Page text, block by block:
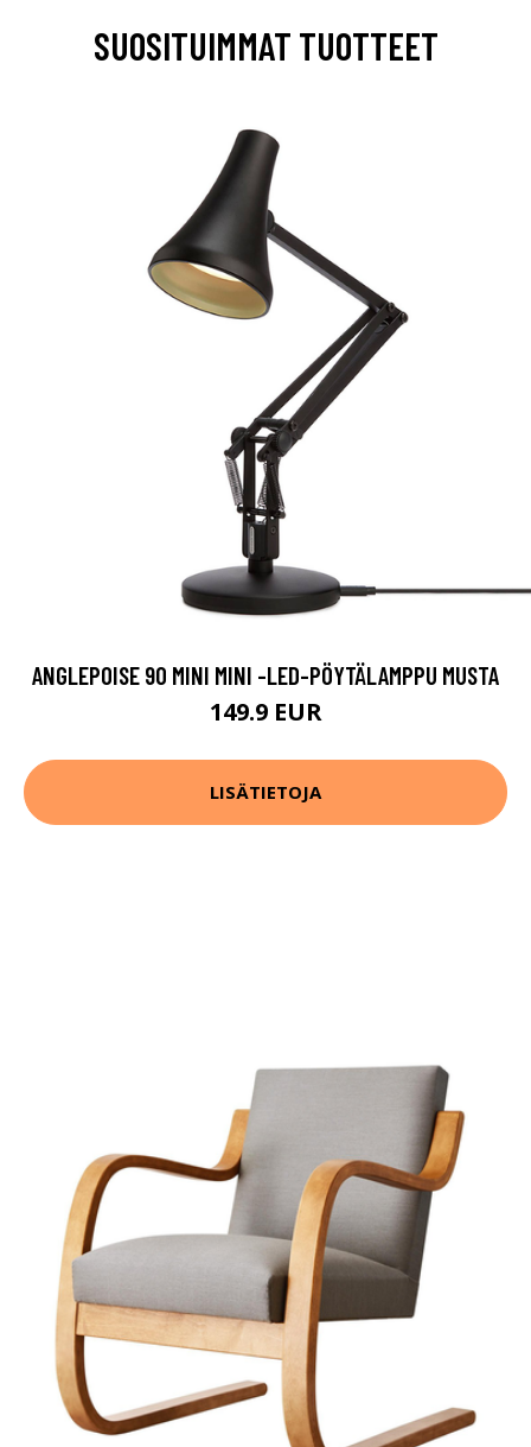
SUOSITUIMMAT TUOTTEET
ANGLEPOISE 90 MINI MINI -LED-PÖYTÄLAMPPU MUSTA
149.9 EUR
LISÄTIETOJA